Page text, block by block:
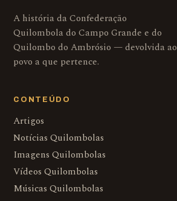
A história da Confederação
Quilombola do Campo Grande e do
Quilombo do Ambrósio — devolvida ao
povo a que pertence.
CONTEÚDO
Artigos
Notícias Quilombolas
Imagens Quilombolas
Vídeos Quilombolas
Músicas Quilombolas